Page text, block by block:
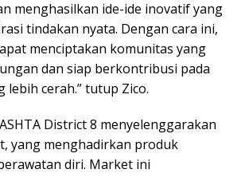
menghasilkan ide-ide inovatif yang
tindakan nyata. Dengan cara ini,
menciptakan komunitas yang
dan siap berkontribusi pada
lebih cerah.” tutup Zico.
District 8 menyelenggarakan
yang menghadirkan produk
diri. Market ini